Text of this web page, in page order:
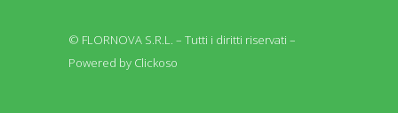
© FLORNOVA S.R.L. – Tutti i diritti riservati –
Powered by Clickoso